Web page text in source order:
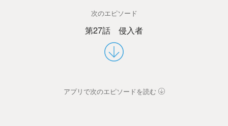
次のエピソード
第27話 侵入者
アプリで次のエピソードを読む